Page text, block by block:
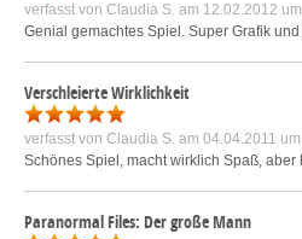
verfasst von Claudia S. am 12.02.2012
Genial gemachtes Spiel. Super Grafik
Verschleierte Wirklichkeit
verfasst von Claudia S. am 04.04.2011
Schönes Spiel, macht wirklich Spaß,
Paranormal Files: Der große Mann